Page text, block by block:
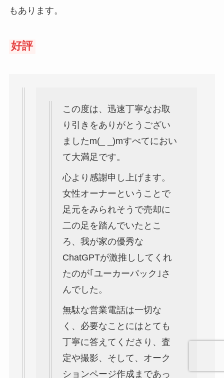
もあります。
好評
この度は、迅速丁寧なお取
り引きをありがとうござい
ましたm(_ _)mすべてにおい
て大満足です。
心より感謝申し上げます。
女性オーナーということで
足元をみられそうで売却に
二の足を踏んでいたとこ
ろ、我が家の優秀な
ChatGPTが激推ししてくれ
たのが｢ユーカーパック｣さ
んでした。
無駄な営業電話は一切な
く、必要なことにはとても
丁寧に答えてくださり、査
定や撮影、そして、オーク
ションページ作成まであっ